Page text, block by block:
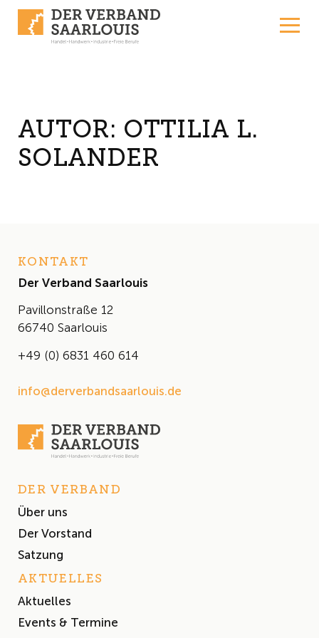
AUTOR: OTTILIA L.
SOLANDER
KONTAKT
Der Verband Saarlouis
Pavillonstraße 12
66740 Saarlouis
+49 (0) 6831 460 614
info@derverbandsaarlouis.de
DER VERBAND
Über uns
Der Vorstand
Satzung
AKTUELLES
Aktuelles
Events & Termine